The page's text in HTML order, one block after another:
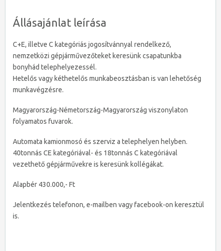
Állásajánlat leírása
C+E, illetve C kategóriás jogosítvánnyal rendelkező,
nemzetközi gépjárművezőteket keresünk csapatunkba
bonyhád telephelyezessél.
Hetelős vagy kéthetelős munkabeosztásban is van lehetőség
munkavégzésre.
Magyarország-Németország-Magyarország viszonylaton
folyamatos fuvarok.
Automata kamionmosó és szerviz a telephelyen helyben.
40tonnás CE kategóriával- és 18tonnás C kategóriával
vezethető gépjárművekre is keresünk kollégákat.
Alapbér 430.000,- Ft
Jelentkezés telefonon, e-mailben vagy facebook-on keresztül
is.